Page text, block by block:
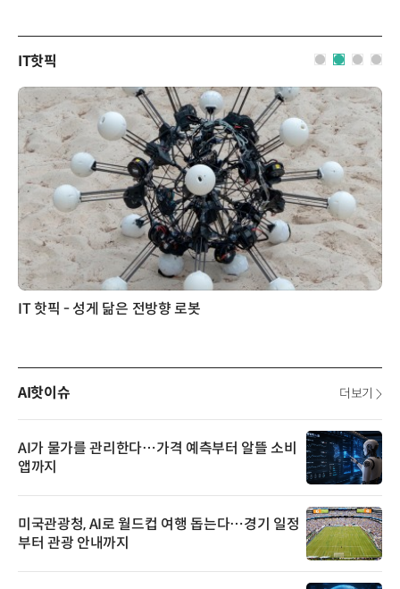
IT핫픽
IT 핫픽 - 성게 닮은 전방향 로봇
AI핫이슈 더보기
AI가 물가를 관리한다…가격 예측부터 알뜰 소비
앱까지
미국관광청, AI로 월드컵 여행 돕는다…경기 일정
부터 관광 안내까지